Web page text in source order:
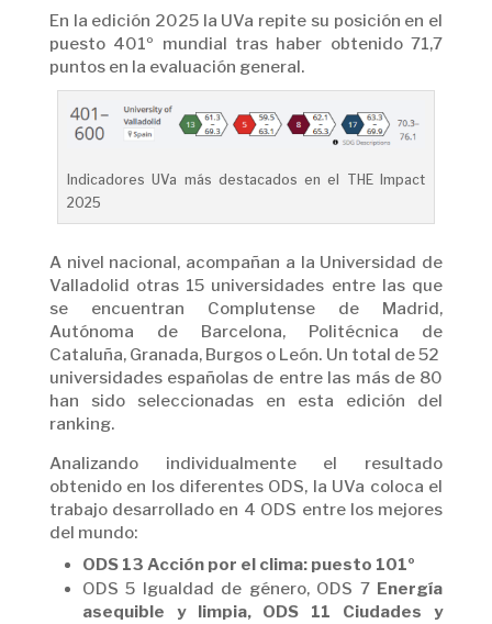
En la edición 2025 la UVa repite su posición en el
puesto 401º mundial tras haber obtenido 71,7
puntos en la evaluación general.
Indicadores UVa más destacados en el THE Impact
2025
A nivel nacional, acompañan a la Universidad de
Valladolid otras 15 universidades entre las que
se encuentran Complutense de Madrid,
Autónoma de Barcelona, Politécnica de
Cataluña, Granada, Burgos o León. Un total de 52
universidades españolas de entre las más de 80
han sido seleccionadas en esta edición del
ranking.
Analizando individualmente el resultado
obtenido en los diferentes ODS, la UVa coloca el
trabajo desarrollado en 4 ODS entre los mejores
del mundo:
ODS 13 Acción por el clima: puesto 101º
ODS 5 Igualdad de género, ODS 7 Energía
asequible y limpia, ODS 11 Ciudades y